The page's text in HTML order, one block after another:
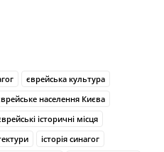
єврейська культура
населення Києва
історичні місця
історія синагог